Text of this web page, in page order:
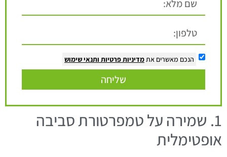
הנכם מאשרים את מדיניות פרטיות ותנאי שימוש
שליחה
1. שמירה על טמפרטורת סביבה
אופטימלית